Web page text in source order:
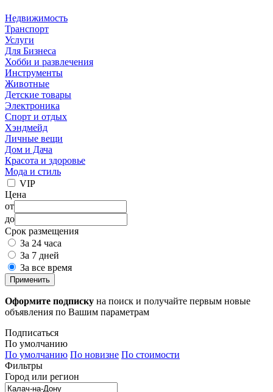
Недвижимость
Транспорт
Услуги
Для Бизнеса
Хобби и развлечения
Инструменты
Животные
Детские товары
Электроника
Спорт и отдых
Хэндмейд
Личные вещи
Дом и Дача
Красота и здоровье
Мода и стиль
VIP
Цена
от
до
Срок размещения
За 24 часа
За 7 дней
За все время
Применить
Оформите подписку на поиск и получайте первым новые
объявления по Вашим параметрам
Подписаться
По умолчанию
По умолчанию По новизне По стоимости
Фильтры
Город или регион